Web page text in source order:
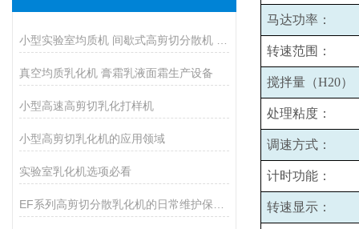
真空均质乳化机 膏霜乳液面霜生产设备
小型高速高剪切乳化打样机
小型高剪切乳化机的应用领域
实验室乳化机选项必看
马达功率：
转速范围：
搅拌量（H20）
处理粘度：
调速方式：
计时功能：
转速显示：